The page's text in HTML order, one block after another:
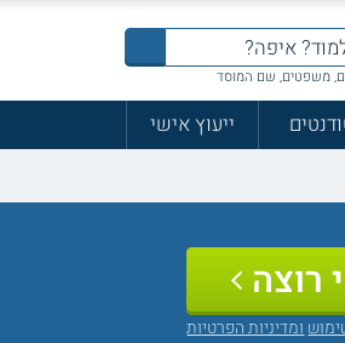
משפטים, שם המוסד
ייעוץ אישי
ומדיניות הפרטיות
רוצה